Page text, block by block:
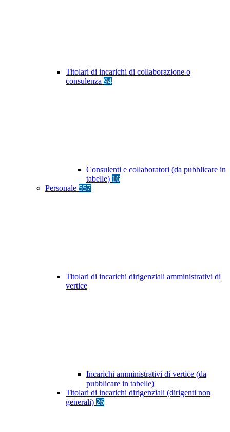
Titolari di incarichi di collaborazione o
consulenza 94
Consulenti e collaboratori (da pubblicare in
tabelle) 16
Personale 557
Titolari di incarichi dirigenziali amministrativi di
vertice
Incarichi amministrativi di vertice (da
pubblicare in tabelle)
Titolari di incarichi dirigenziali (dirigenti non
generali) 26